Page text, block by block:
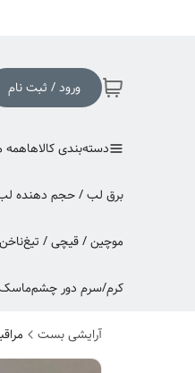
ورود / ثبت نام
دسته‌بندی کالاهاهمه
برق لب / حجم دهنده
موچین / قیچی / تیغ
کرم/سرم دور چشم
آرایشی بست